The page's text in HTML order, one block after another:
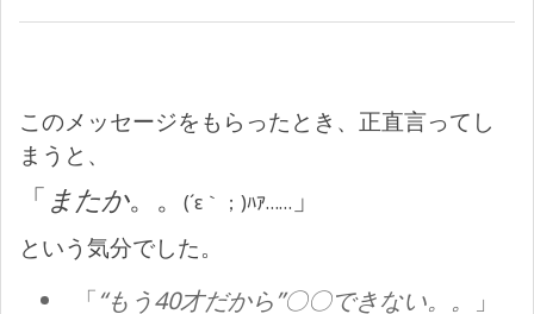
このメッセージをもらったとき、正直言ってし
まうと、
「またか。。 (´ε｀；)ﾊｱ…… 」
という気分でした。
「“もう40才だから”〇〇できない。。
」